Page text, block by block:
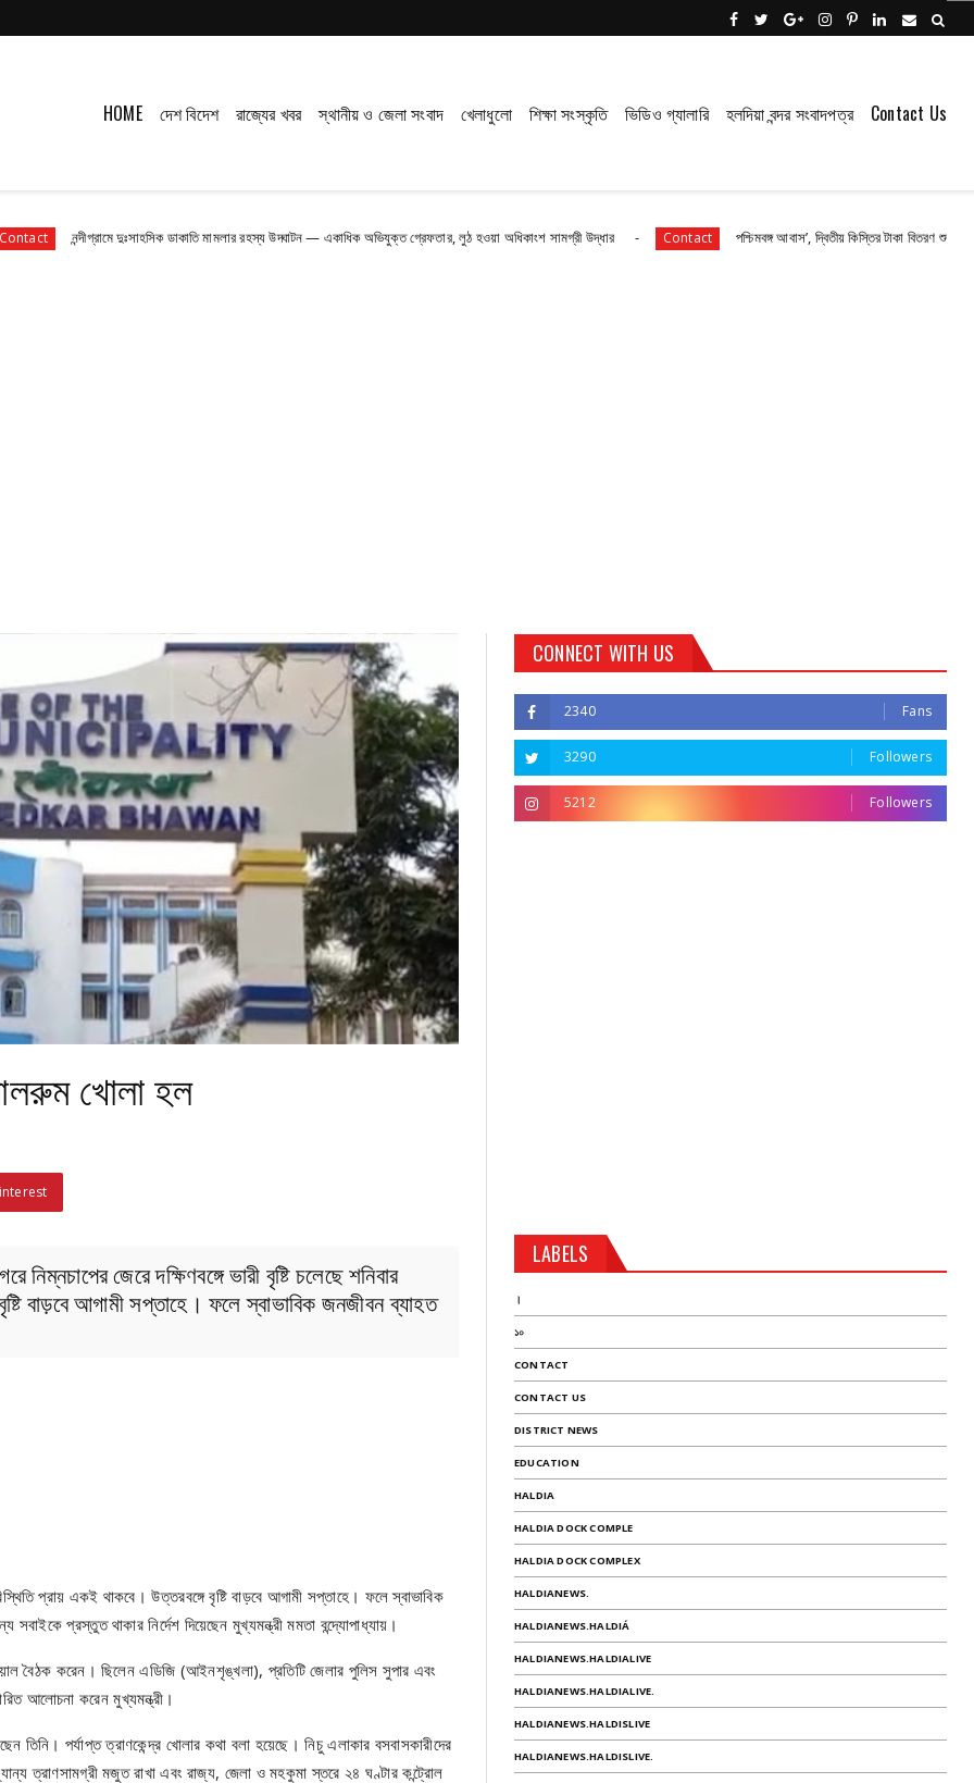
HOME দেশ বিদেশ রাজ্যের খবর স্থানীয় ও জেলা সংবাদ খেলাধুলো শিক্ষা সংস্কৃতি ভিডিও গ্যালারি হলদিয়া বন্দর সংবাদপত্র Contact Us
নন্দীগ্রামে দুঃসাহসিক ডাকাতি মামলার রহস্য উদ্ঘাটন — একাধিক অভিযুক্ত গ্রেফতার, লুঠ হওয়া অধিকাংশ সামগ্রী উদ্ধার Contact পশ্চিমবঙ্গ আবাস’, দ্বিতীয় কিস্তির টাকা বিতরণ শুরু পটাশপুরে
খোলা হল
জেরে দক্ষিণবঙ্গে ভারী বৃষ্টি চলেছে শনিবার
বাড়বে আগামী সপ্তাহে। ফলে স্বাভাবিক জনজীবন ব্যাহত
প্রায় একই থাকবে। উত্তরবঙ্গে বৃষ্টি বাড়বে আগামী সপ্তাহে। ফলে স্বাভাবিক
প্রস্তুত থাকার নির্দেশ দিয়েছেন মুখ্যমন্ত্রী মমতা বন্দ্যোপাধ্যায়।
বৈঠক করেন। ছিলেন এডিজি (আইনশৃঙ্খলা), প্রতিটি জেলার পুলিস সুপার এবং
আলোচনা করেন মুখ্যমন্ত্রী।
তিনি। পর্যাপ্ত ত্রাণকেন্দ্র খোলার কথা বলা হয়েছে। নিচু এলাকার বসবাসকারীদের
ত্রাণসামগ্রী মজুত রাখা এবং রাজ্য, জেলা ও মহকুমা স্তরে ২৪ ঘণ্টার কন্ট্রোল
CONNECT WITH US
2340 Fans
3290 Followers
5212 Followers
LABELS
।
১০
CONTACT
CONTACT US
DISTRICT NEWS
EDUCATION
HALDIA
HALDIA DOCK COMPLE
HALDIA DOCK COMPLEX
HALDIANEWS.
HALDIANEWS.HALDIÁ
HALDIANEWS.HALDIALIVE
HALDIANEWS.HALDIALIVE.
HALDIANEWS.HALDISLIVE
HALDIANEWS.HALDISLIVE.